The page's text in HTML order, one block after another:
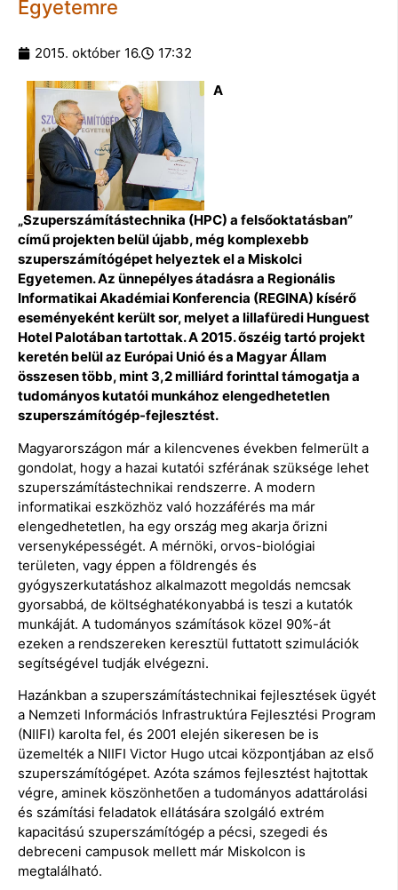
Egyetemre
2015. október 16. 17:32
A
„Szuperszámítástechnika (HPC) a felsőoktatásban”
című projekten belül újabb, még komplexebb
szuperszámítógépet helyeztek el a Miskolci
Egyetemen. Az ünnepélyes átadásra a Regionális
Informatikai Akadémiai Konferencia (REGINA) kísérő
eseményeként került sor, melyet a lillafüredi Hunguest
Hotel Palotában tartottak. A 2015. őszéig tartó projekt
keretén belül az Európai Unió és a Magyar Állam
összesen több, mint 3,2 milliárd forinttal támogatja a
tudományos kutatói munkához elengedhetetlen
szuperszámítógép-fejlesztést.
Magyarországon már a kilencvenes években felmerült a
gondolat, hogy a hazai kutatói szférának szüksége lehet
szuperszámítástechnikai rendszerre. A modern
informatikai eszközhöz való hozzáférés ma már
elengedhetetlen, ha egy ország meg akarja őrizni
versenyképességét. A mérnöki, orvos-biológiai
területen, vagy éppen a földrengés és
gyógyszerkutatáshoz alkalmazott megoldás nemcsak
gyorsabbá, de költséghatékonyabbá is teszi a kutatók
munkáját. A tudományos számítások közel 90%-át
ezeken a rendszereken keresztül futtatott szimulációk
segítségével tudják elvégezni.
Hazánkban a szuperszámítástechnikai fejlesztések ügyét
a Nemzeti Információs Infrastruktúra Fejlesztési Program
(NIIFI) karolta fel, és 2001 elején sikeresen be is
üzemelték a NIIFI Victor Hugo utcai központjában az első
szuperszámítógépet. Azóta számos fejlesztést hajtottak
végre, aminek köszönhetően a tudományos adattárolási
és számítási feladatok ellátására szolgáló extrém
kapacitású szuperszámítógép a pécsi, szegedi és
debreceni campusok mellett már Miskolcon is
megtalálható.